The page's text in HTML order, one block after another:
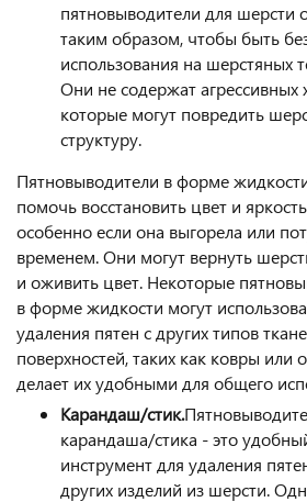
пятновыводители для шерсти
таким образом, чтобы быть
использования на шерстяных
Они не содержат агрессивных
которые могут повредить
структуру.
Пятновыводители в форме
помочь восстановить цвет и
особенно если она выгорела или
временем. Они могут вернуть
и оживить цвет. Некоторые
в форме жидкости могут
удаления пятен с других типов
поверхностей, таких как ковры или
делает их удобными для общего
Карандаш/стик.
карандаша/стика - это
инструмент для удаления
других изделий из шерсти.